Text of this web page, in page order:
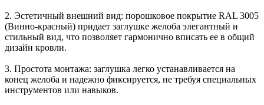
2. Эстетичный внешний вид: порошковое покрытие RAL 3005
(Винно-красный) придает заглушке желоба элегантный и
стильный вид, что позволяет гармонично вписать ее в общий
дизайн кровли.
3. Простота монтажа: заглушка легко устанавливается на
конец желоба и надежно фиксируется, не требуя специальных
инструментов или навыков.